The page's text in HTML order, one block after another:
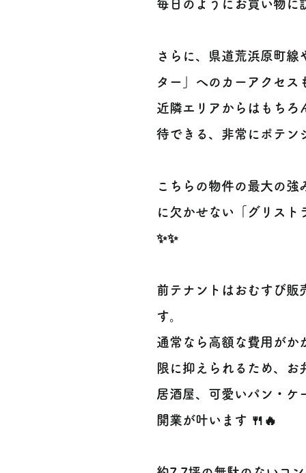
毎日のようにお買い物
さらに、県道荒浜原町
ター」へのカーアクセス
近隣エリアからはもちろ
待できる、非常にポテン
こちらの物件の最大の
に欠かせない「グリスト
✨✨
前テナントはおむすび販
す。
通常なら高額な費用がか
限に抑えられるため、お
居酒屋、可愛いパン・ケ
開業が叶います 🍴🔥